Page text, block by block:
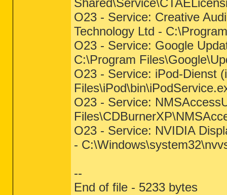
O23 - Service: Creative
Technology Ltd -
O23 - Service: Google
C:\Program
O23 - Service: iPod-Dienst
O23 - Service:
O23 - Service: NVIDIA
-
--
End of file - 5233 bytes